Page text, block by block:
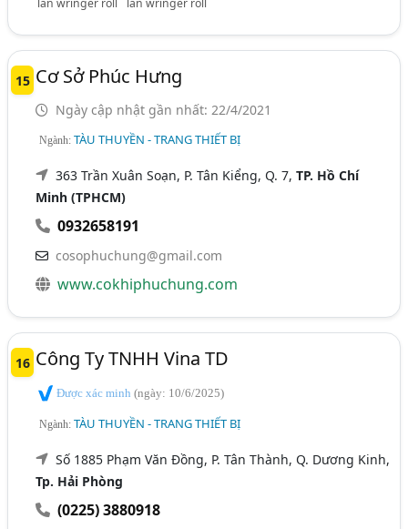
lăn wringer roll lăn wringer roll
15 Cơ Sở Phúc Hưng
Ngày cập nhật gần nhất: 22/4/2021
Ngành:TÀU THUYỀN - TRANG THIẾT BỊ
363 Trần Xuân Soạn, P. Tân Kiểng, Q. 7,TP. Hồ Chí
Minh (TPHCM)
0932658191
cosophuchung@gmail.com
www.cokhiphuchung.com
16 Công Ty TNHH Vina TD
Được xác minh(ngày: 10/6/2025)
Ngành:TÀU THUYỀN - TRANG THIẾT BỊ
Số 1885 Phạm Văn Đồng, P. Tân Thành, Q. Dương Kinh,
Tp. Hải Phòng
(0225) 3880918